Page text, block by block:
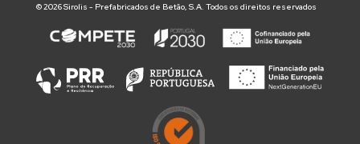
© 2026 Sirolis - Prefabricados de Betão, S.A. Todos os direitos reservados